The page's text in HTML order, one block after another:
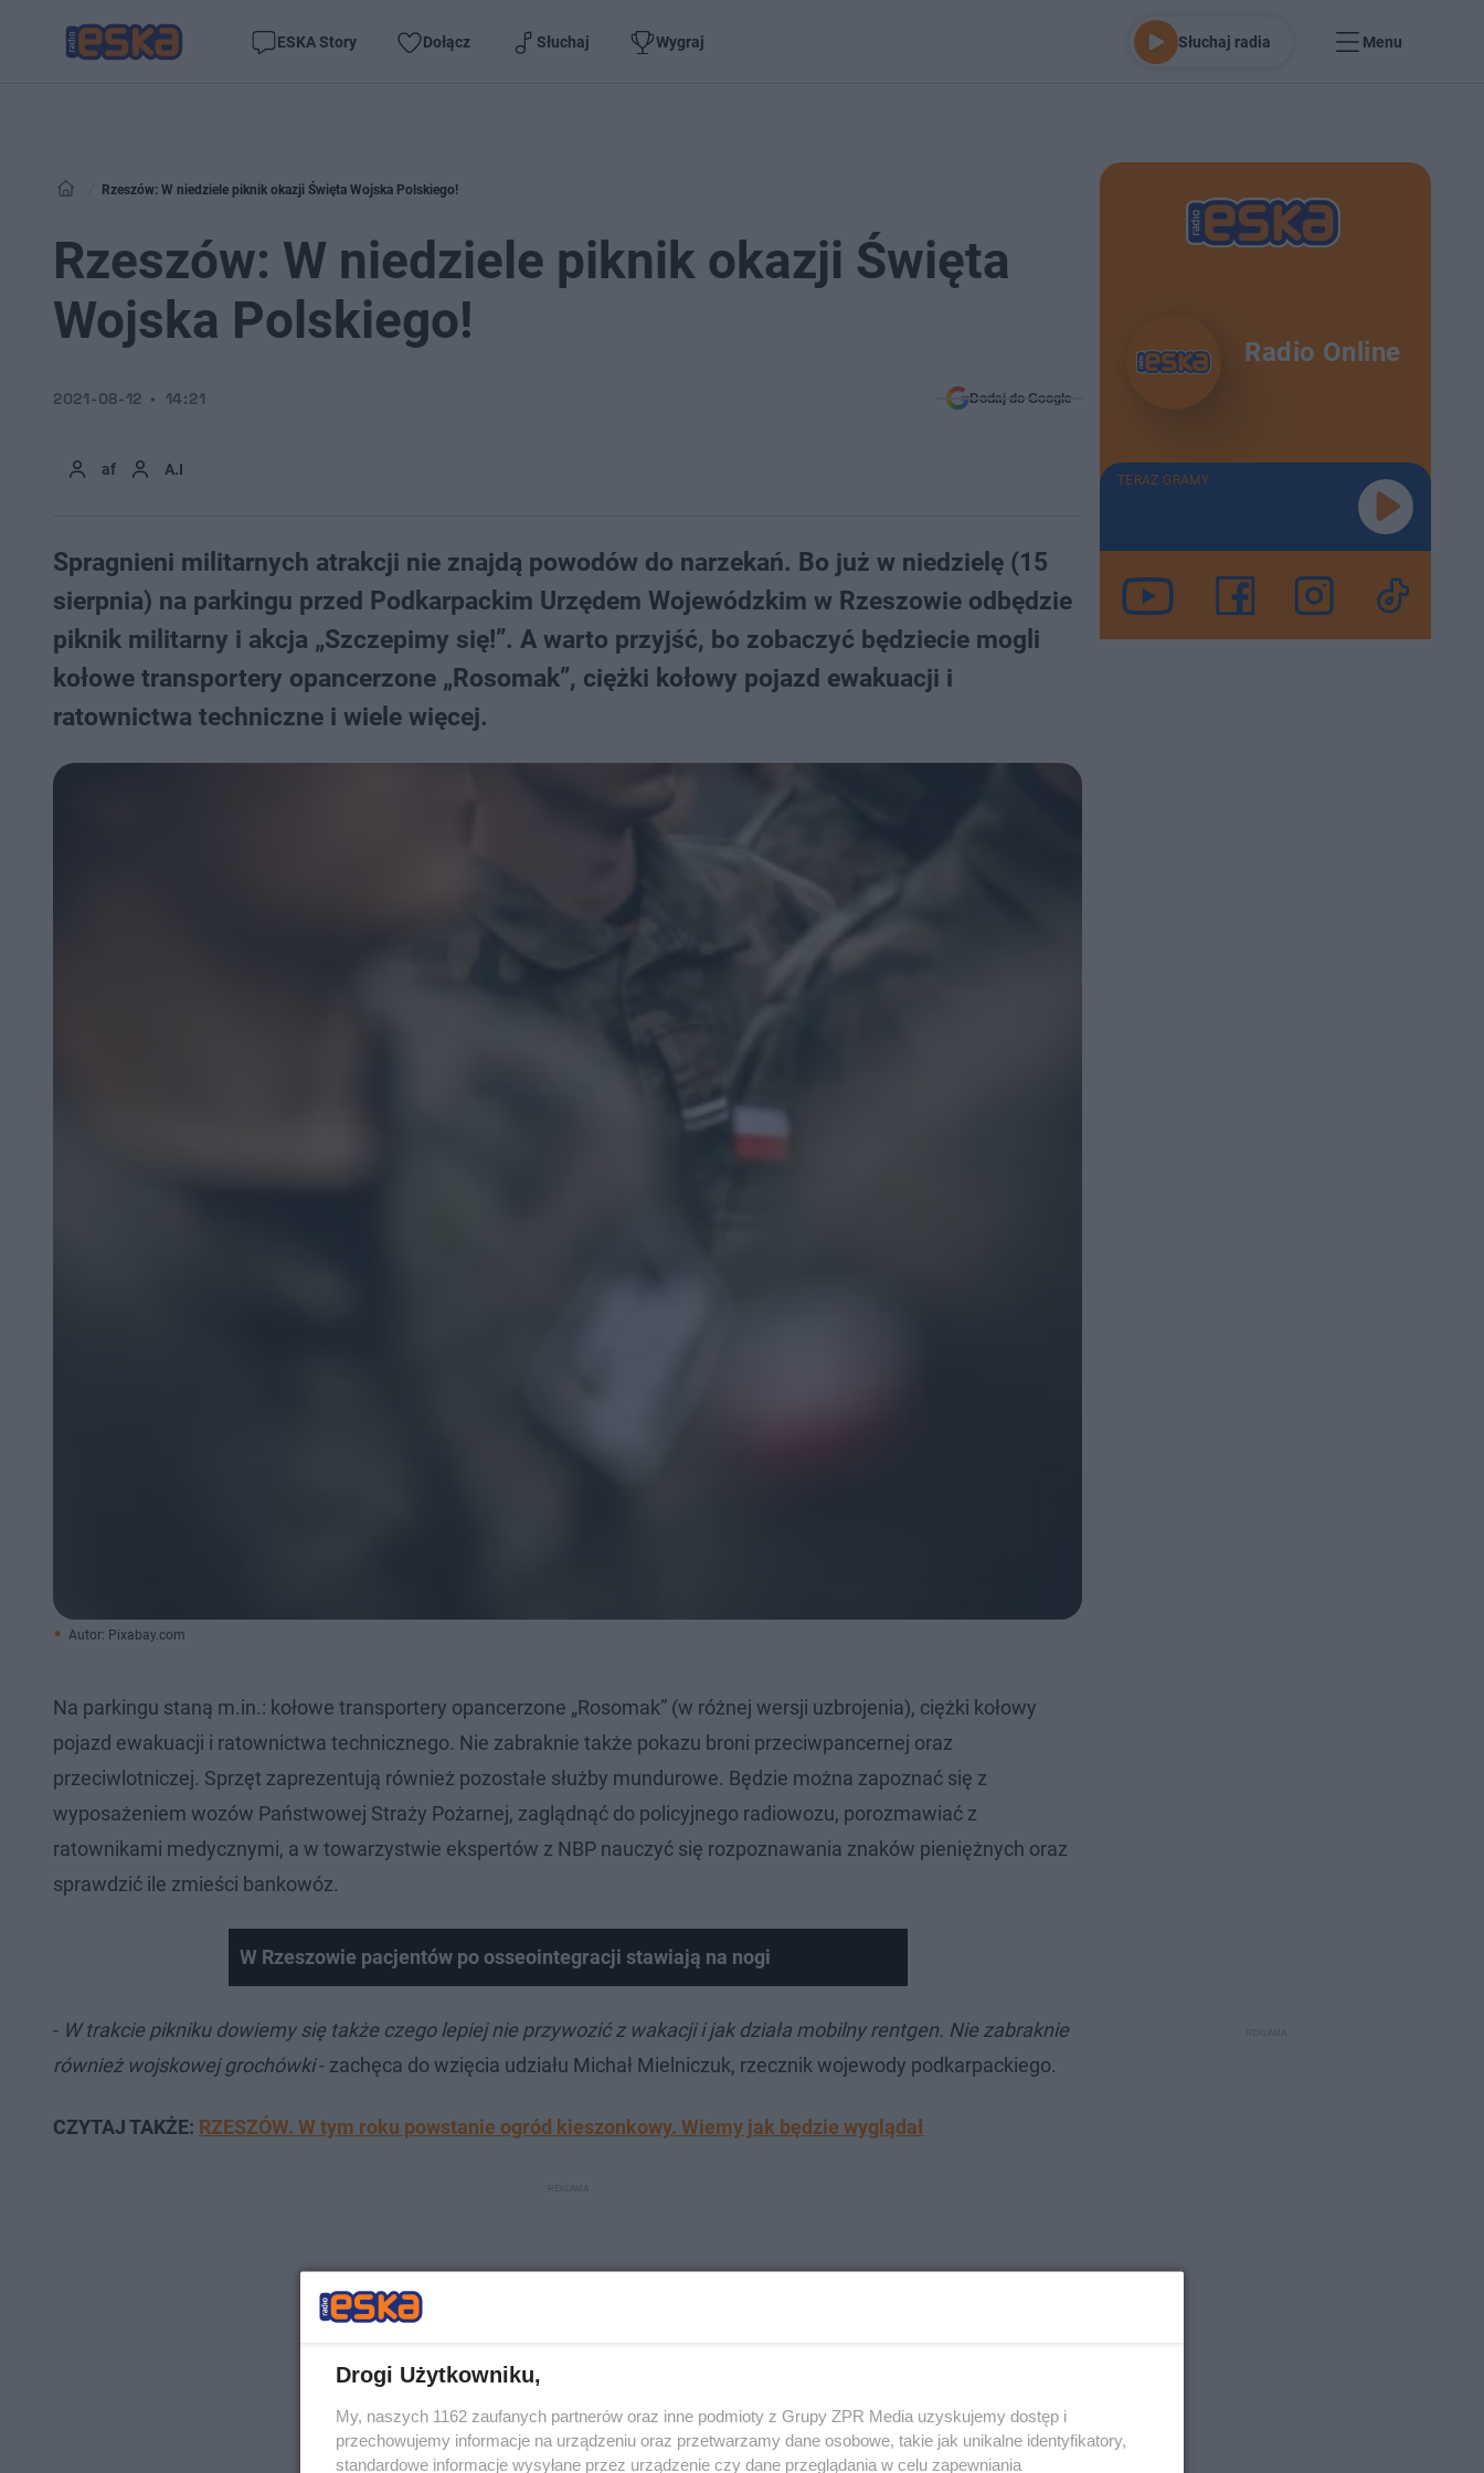
ESKA Story Dołącz Słuchaj Wygraj Słuchaj radia Menu
Rzeszów: W niedziele piknik okazji Święta Wojska Polskiego!
Rzeszów: W niedziele piknik okazji Święta
Wojska Polskiego!
af A.I
2021-08-12 14:21 Dodaj do Google
Spragnieni militarnych atrakcji nie znajdą powodów do narzekań. Bo już w niedzielę (15
sierpnia) na parkingu przed Podkarpackim Urzędem Wojewódzkim w Rzeszowie odbędzie
piknik militarny i akcja „Szczepimy się!”. A warto przyjść, bo zobaczyć będziecie mogli
kołowe transportery opancerzone „Rosomak”, ciężki kołowy pojazd ewakuacji i
ratownictwa techniczne i wiele więcej.
Autor: Pixabay.com
Na parkingu staną m.in.: kołowe transportery opancerzone „Rosomak” (w różnej wersji uzbrojenia), ciężki kołowy
pojazd ewakuacji i ratownictwa technicznego. Nie zabraknie także pokazu broni przeciwpancernej oraz
przeciwlotniczej. Sprzęt zaprezentują również pozostałe służby mundurowe. Będzie można zapoznać się z
wyposażeniem wozów Państwowej Straży Pożarnej, zaglądnąć do policyjnego radiowozu, porozmawiać z
ratownikami medycznymi, a w towarzystwie ekspertów z NBP nauczyć się rozpoznawania znaków pieniężnych oraz
sprawdzić ile zmieści bankowóz.
W Rzeszowie pacjentów po osseointegracji stawiają na nogi
- W trakcie pikniku dowiemy się także czego lepiej nie przywozić z wakacji i jak działa mobilny rentgen. Nie zabraknie
również wojskowej grochówki- zachęca do wzięcia udziału Michał Mielniczuk, rzecznik wojewody podkarpackiego.
CZYTAJ TAKŻE: RZESZÓW. W tym roku powstanie ogród kieszonkowy. Wiemy jak będzie wyglądał
Radio Online
TERAZ GRAMY
Drogi Użytkowniku,
My, naszych 1162 zaufanych partnerów oraz inne podmioty z Grupy ZPR Media uzyskujemy dostęp i
przechowujemy informacje na urządzeniu oraz przetwarzamy dane osobowe, takie jak unikalne identyfikatory,
standardowe informacje wysyłane przez urządzenie czy dane przeglądania w celu zapewniania